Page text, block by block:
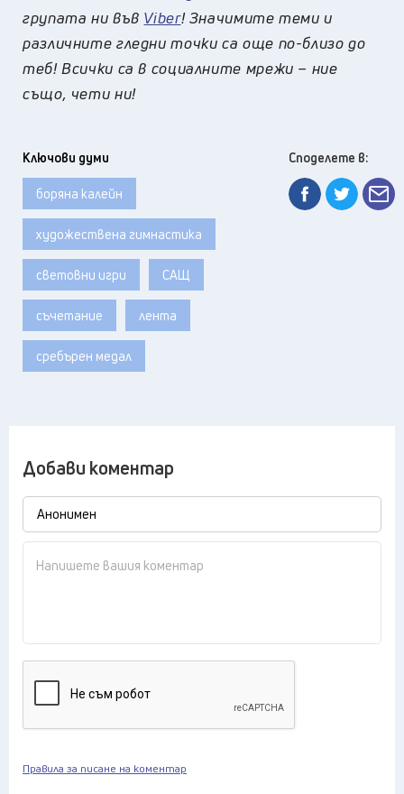
групата ни във Viber! Значимите теми и
различните гледни точки са още по-близо до
теб! Всички са в социалните мрежи – ние
също, чети ни!
Ключови думи
боряна калейн
художествена гимнастика
световни игри САЩ
съчетание лента
сребърен медал
Споделете в:
Добави коментар
Правила за писане на коментар